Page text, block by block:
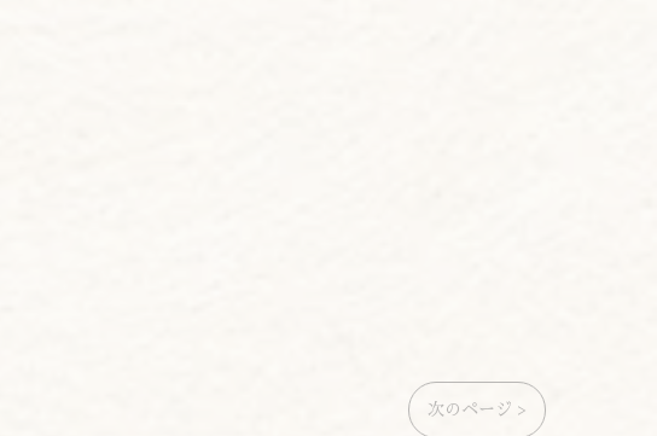
次のページ >